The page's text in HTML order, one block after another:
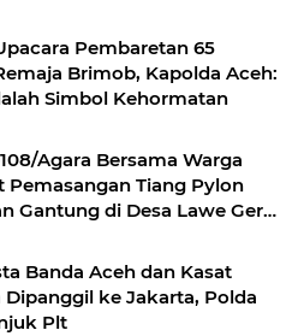
Pembaretan 65
Brimob, Kapolda Aceh:
Simbol Kehormatan
Agara Bersama Warga
Pemasangan Tiang Pylon
Gantung di Desa Lawe Ger-
Banda Aceh dan Kasat
Dipanggil ke Jakarta, Polda
Plt